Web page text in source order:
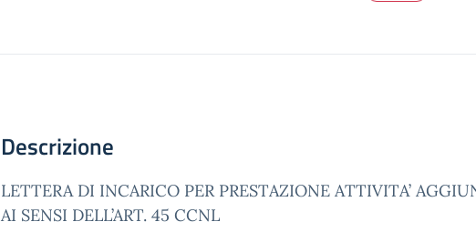
Descrizione
LETTERA DI INCARICO PER PRESTAZIONE ATTIVITA’
AI SENSI DELL’ART. 45 CCNL